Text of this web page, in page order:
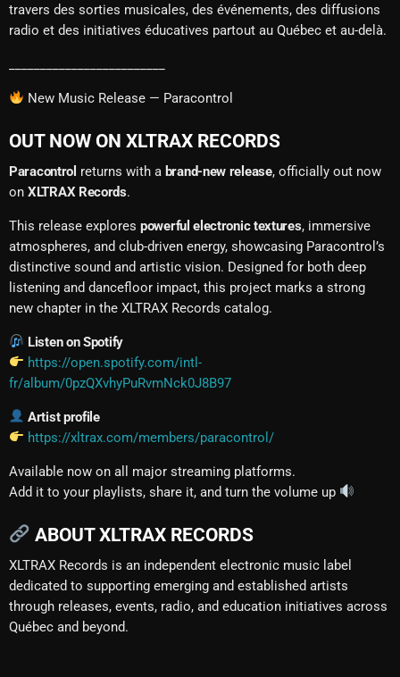
travers des sorties musicales, des événements, des diffusions
radio et des initiatives éducatives partout au Québec et au-delà.
New Music Release — Paracontrol
OUT NOW ON XLTRAX RECORDS
Paracontrol returns with a brand-new release, officially out now
on XLTRAX Records.
This release explores powerful electronic textures, immersive
atmospheres, and club-driven energy, showcasing Paracontrol’s
distinctive sound and artistic vision. Designed for both deep
listening and dancefloor impact, this project marks a strong
new chapter in the XLTRAX Records catalog.
Listen on Spotify
https://open.spotify.com/intl-
fr/album/0pzQXvhyPuRvmNck0J8B97
Artist profile
https://xltrax.com/members/paracontrol/
Available now on all major streaming platforms.
Add it to your playlists, share it, and turn the volume up
ABOUT XLTRAX RECORDS
XLTRAX Records is an independent electronic music label
dedicated to supporting emerging and established artists
through releases, events, radio, and education initiatives across
Québec and beyond.